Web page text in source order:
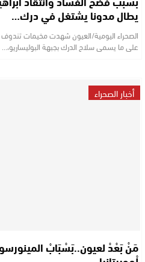
يطال مدونا يشتغل في درك…
الصحراء اليومية/العيون شهدت مخيمات
على ما يسمى سلاح الدرك بجبهة البوليساريو،…
أخبار الصحراء
مَنْ بَعْدْ لعيون..بَسْبَابْ